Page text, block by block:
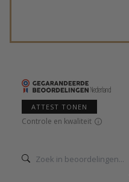
ATTEST TONEN
Controle en kwaliteit